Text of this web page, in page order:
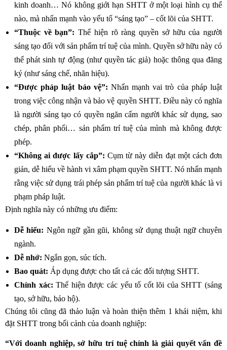
kinh doanh… Nó không giới hạn SHTT ở một loại hình cụ thể
nào, mà nhấn mạnh vào yếu tố “sáng tạo” – cốt lõi của SHTT.
“Thuộc về bạn”: Thể hiện rõ ràng quyền sở hữu của người
sáng tạo đối với sản phẩm trí tuệ của mình. Quyền sở hữu này có
thể phát sinh tự động (như quyền tác giả) hoặc thông qua đăng
ký (như sáng chế, nhãn hiệu).
“Được pháp luật bảo vệ”: Nhấn mạnh vai trò của pháp luật
trong việc công nhận và bảo vệ quyền SHTT. Điều này có nghĩa
là người sáng tạo có quyền ngăn cấm người khác sử dụng, sao
chép, phân phối… sản phẩm trí tuệ của mình mà không được
phép.
“Không ai được lấy cắp”: Cụm từ này diễn đạt một cách đơn
giản, dễ hiểu về hành vi xâm phạm quyền SHTT. Nó nhấn mạnh
rằng việc sử dụng trái phép sản phẩm trí tuệ của người khác là vi
phạm pháp luật.
Định nghĩa này có những ưu điểm:
Dễ hiểu: Ngôn ngữ gần gũi, không sử dụng thuật ngữ chuyên
ngành.
Dễ nhớ: Ngắn gọn, súc tích.
Bao quát: Áp dụng được cho tất cả các đối tượng SHTT.
Chính xác: Thể hiện được các yếu tố cốt lõi của SHTT (sáng
tạo, sở hữu, bảo hộ).
Chúng tôi cũng đã thảo luận và hoàn thiện thêm 1 khái niệm, khi
đặt SHTT trong bối cảnh của doanh nghiệp:
“Với doanh nghiệp, sở hữu trí tuệ chính là giải quyết vấn đề